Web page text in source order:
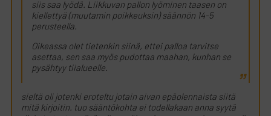
siis saa lyödä. Liikkuvan pallon lyöminen taasen on
kiellettyä (muutamin poikkeuksin) säännön 14-5
perusteella.
Oikeassa olet tietenkin siinä, ettei palloa tarvitse
asettaa, sen saa myös pudottaa maahan, kunhan se
pysähtyy tiialueelle.
sieltä oli jotenki eroteltu jotain aivan epäolennaista siitä
mitä kirjoitin. tuo sääntökohta ei todellakaan anna syytä